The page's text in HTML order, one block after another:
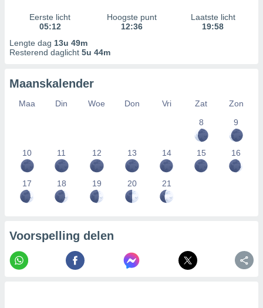
Eerste licht
05:12
Hoogste punt
12:36
Laatste licht
19:58
Lengte dag 13u 49m
Resterend daglicht 5u 44m
Maanskalender
Maa Din Woe Don Vri Zat
Zon
8
9
10 11 12 13 14 15 16
17 18 19 20 21
Voorspelling delen